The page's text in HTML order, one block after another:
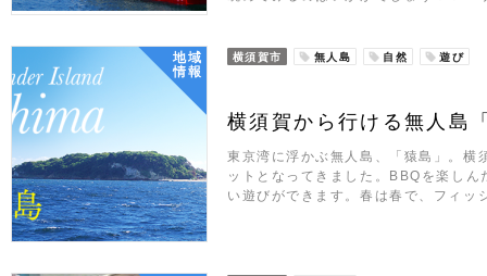
地域
情報
横須賀市 無人島 自然 遊び
横須賀から行ける無人島
東京湾に浮かぶ無人島、「猿島」。横
ットとなってきました。BBQを楽し
い遊びができます。春は春で、フィ